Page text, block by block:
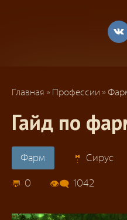
Главная » Профессии »
Гайд по
Фарм Сирус
0 1042